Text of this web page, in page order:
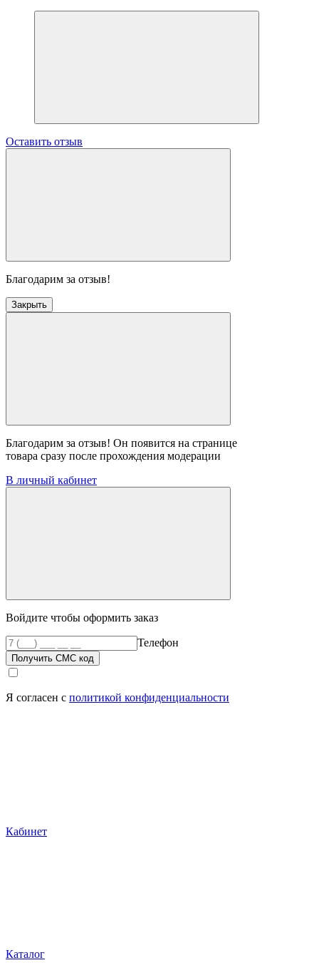
Оставить отзыв
Благодарим за отзыв!
Закрыть
Благодарим за отзыв! Он появится на странице
товара сразу после прохождения модерации
В личный кабинет
Войдите чтобы оформить заказ
Телефон
Получить СМС код
Я согласен с политикой конфиденциальности
Кабинет
Каталог